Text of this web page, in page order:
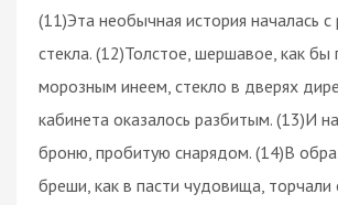
(11)Эта необычная история началась с
стекла. (12)Толстое, шершавое, как бы
морозным инеем, стекло в дверях
кабинета оказалось разбитым. (13)И
броню, пробитую снарядом. (14)В
бреши, как в пасти чудовища, торчали